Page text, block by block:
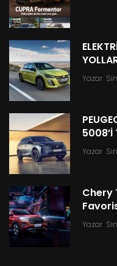
Yazar
5008’İ
Yazar
Chery
Yazar